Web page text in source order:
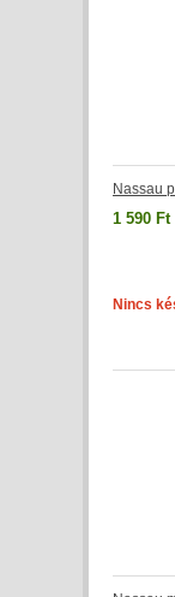
Nassau
1 590 Ft
Nincs